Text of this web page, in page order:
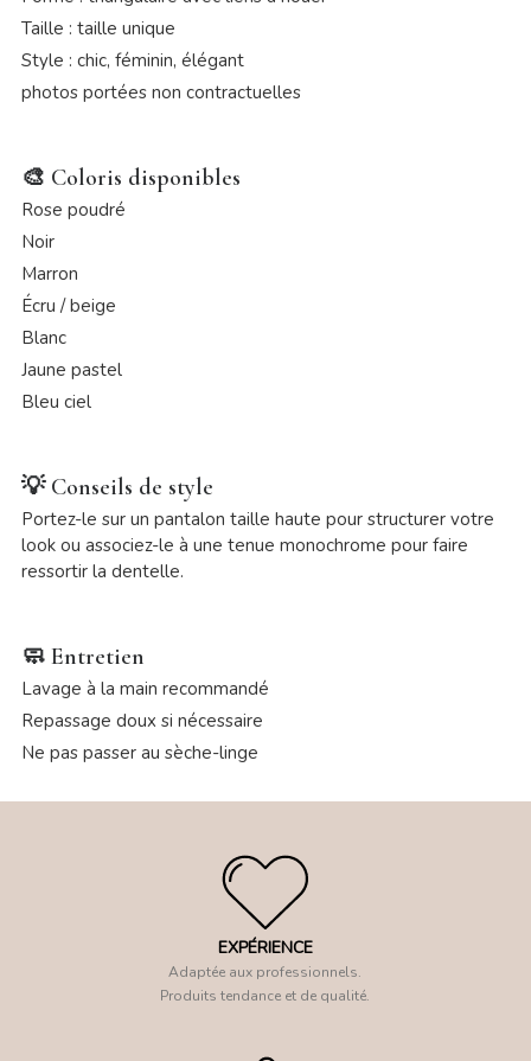
Taille : taille unique
Style : chic, féminin, élégant
photos portées non contractuelles
🎨 Coloris disponibles
Rose poudré
Noir
Marron
Écru / beige
Blanc
Jaune pastel
Bleu ciel
💡 Conseils de style
Portez-le sur un pantalon taille haute pour structurer votre
look ou associez-le à une tenue monochrome pour faire
ressortir la dentelle.
🧼 Entretien
Lavage à la main recommandé
Repassage doux si nécessaire
Ne pas passer au sèche-linge
EXPÉRIENCE
Adaptée aux professionnels.
Produits tendance et de qualité.